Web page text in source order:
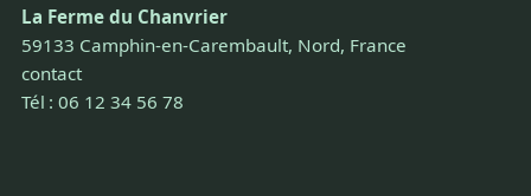
La Ferme du Chanvrier
59133 Camphin-en-Carembault, Nord, France
contact
Tél : 06 12 34 56 78